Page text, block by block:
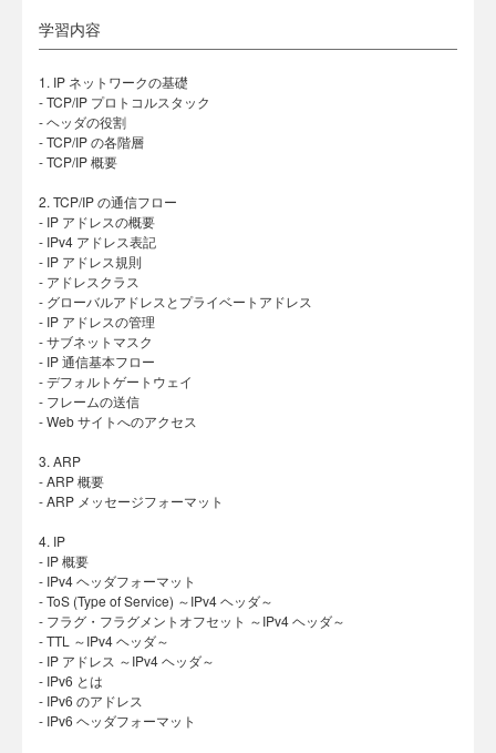
学習内容
1. IP ネットワークの基礎
- TCP/IP プロトコルスタック
- ヘッダの役割
- TCP/IP の各階層
- TCP/IP 概要
2. TCP/IP の通信フロー
- IP アドレスの概要
- IPv4 アドレス表記
- IP アドレス規則
- アドレスクラス
- グローバルアドレスとプライベートアドレス
- IP アドレスの管理
- サブネットマスク
- IP 通信基本フロー
- デフォルトゲートウェイ
- フレームの送信
- Web サイトへのアクセス
3. ARP
- ARP 概要
- ARP メッセージフォーマット
4. IP
- IP 概要
- IPv4 ヘッダフォーマット
- ToS (Type of Service) ～IPv4 ヘッダ～
- フラグ・フラグメントオフセット ～IPv4 ヘッダ～
- TTL ～IPv4 ヘッダ～
- IP アドレス ～IPv4 ヘッダ～
- IPv6 とは
- IPv6 のアドレス
- IPv6 ヘッダフォーマット